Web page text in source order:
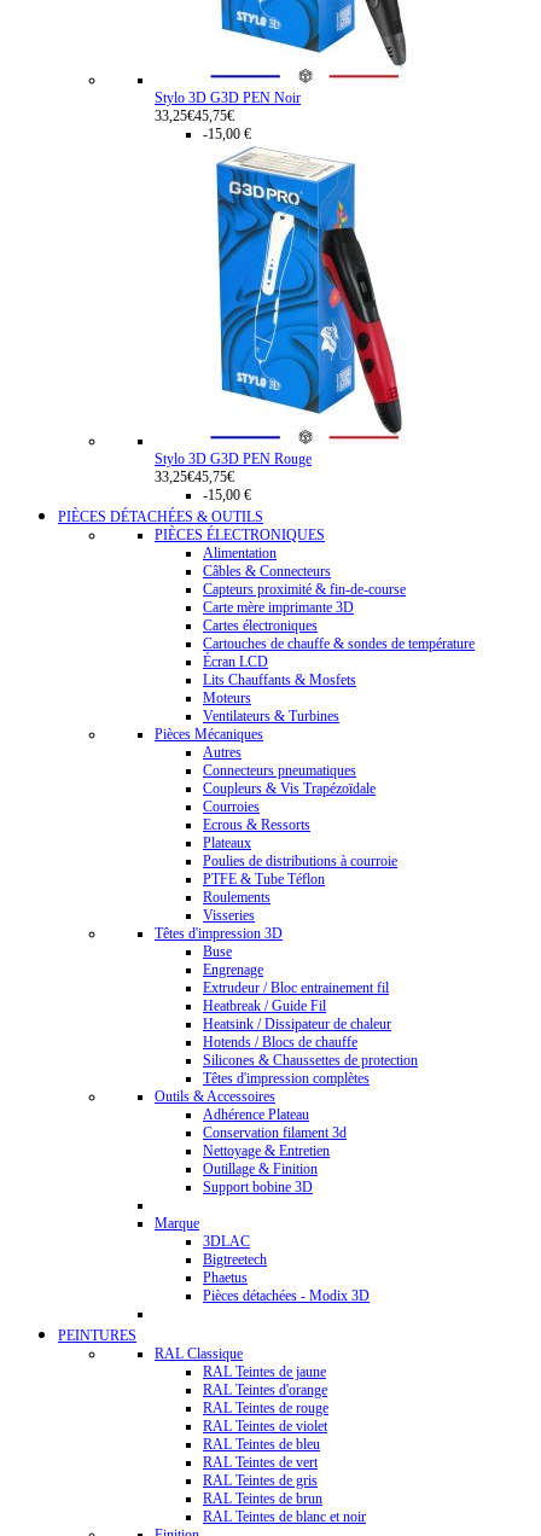
Stylo 3D G3D PEN Noir
33,25€45,75€
-15,00 €
Stylo 3D G3D PEN Rouge
33,25€45,75€
-15,00 €
PIÈCES DÉTACHÉES & OUTILS
PIÈCES ÉLECTRONIQUES
Alimentation
Câbles & Connecteurs
Capteurs proximité & fin-de-course
Carte mère imprimante 3D
Cartes électroniques
Cartouches de chauffe & sondes de température
Écran LCD
Lits Chauffants & Mosfets
Moteurs
Ventilateurs & Turbines
Pièces Mécaniques
Autres
Connecteurs pneumatiques
Coupleurs & Vis Trapézoïdale
Courroies
Ecrous & Ressorts
Plateaux
Poulies de distributions à courroie
PTFE & Tube Téflon
Roulements
Visseries
Têtes d'impression 3D
Buse
Engrenage
Extrudeur / Bloc entrainement fil
Heatbreak / Guide Fil
Heatsink / Dissipateur de chaleur
Hotends / Blocs de chauffe
Silicones & Chaussettes de protection
Têtes d'impression complètes
Outils & Accessoires
Adhérence Plateau
Conservation filament 3d
Nettoyage & Entretien
Outillage & Finition
Support bobine 3D
Marque
3DLAC
Bigtreetech
Phaetus
Pièces détachées - Modix 3D
PEINTURES
RAL Classique
RAL Teintes de jaune
RAL Teintes d'orange
RAL Teintes de rouge
RAL Teintes de violet
RAL Teintes de bleu
RAL Teintes de vert
RAL Teintes de gris
RAL Teintes de brun
RAL Teintes de blanc et noir